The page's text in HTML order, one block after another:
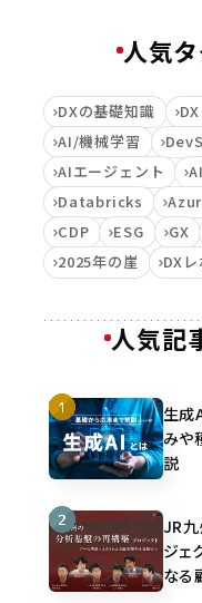
人気
DXの基礎知識
AI/機械学習
AIエージェント
Databricks
CDP
ESG GX
2025年の崖
DXレ
人気記
生成
みや
説
JR
ジェ
なる